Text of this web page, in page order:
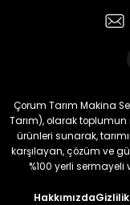
Çorum Tarım Makina
Tarım), olarak
ürünleri sunarak,
karşılayan, çözüm ve
%100 yerli sermayeli
Hakkımızda